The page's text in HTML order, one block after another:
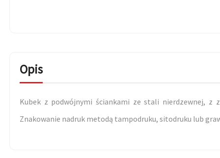
Opis
Kubek z podwójnymi ściankami ze stali nierdzewnej, z
Znakowanie nadruk metodą tampodruku, sitodruku lub